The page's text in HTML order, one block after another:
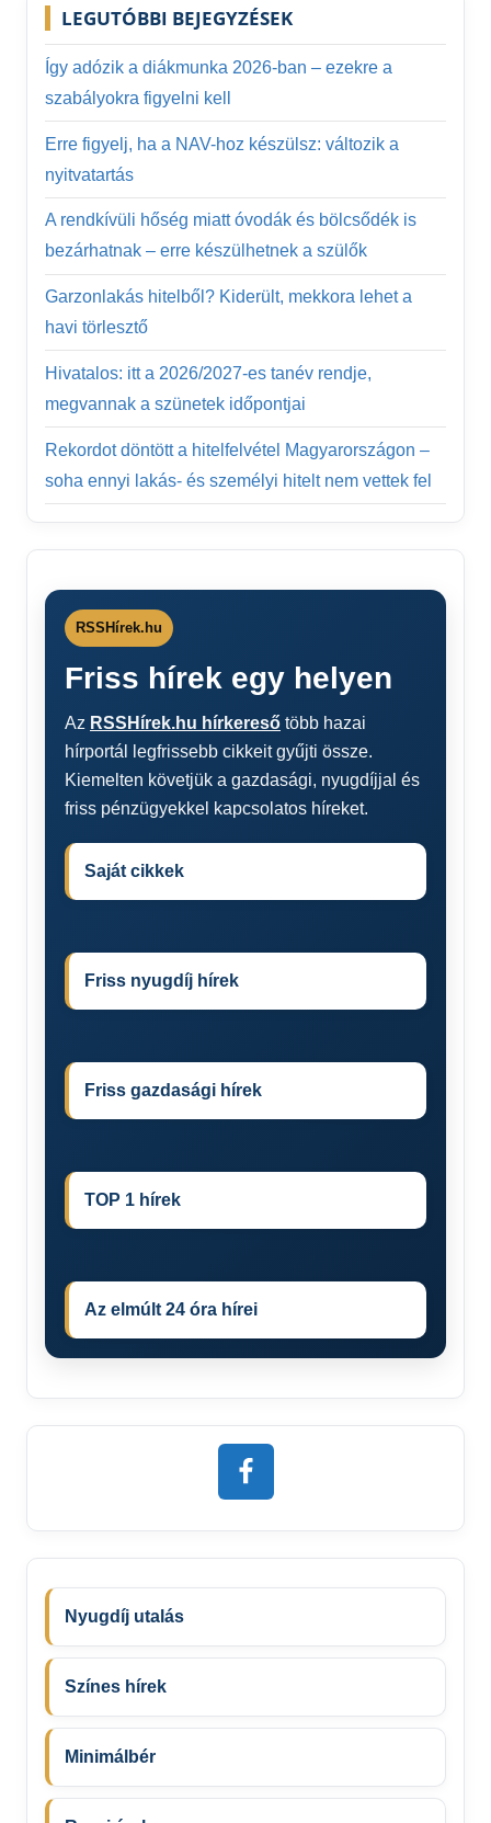
LEGUTÓBBI BEJEGYZÉSEK
Így adózik a diákmunka 2026-ban – ezekre a
szabályokra figyelni kell
Erre figyelj, ha a NAV-hoz készülsz: változik a
nyitvatartás
A rendkívüli hőség miatt óvodák és bölcsődék is
bezárhatnak – erre készülhetnek a szülők
Garzonlakás hitelből? Kiderült, mekkora lehet a
havi törlesztő
Hivatalos: itt a 2026/2027-es tanév rendje,
megvannak a szünetek időpontjai
Rekordot döntött a hitelfelvétel Magyarországon –
soha ennyi lakás- és személyi hitelt nem vettek fel
RSSHírek.hu
Friss hírek egy helyen
Az RSSHírek.hu hírkereső több hazai
hírportál legfrissebb cikkeit gyűjti össze.
Kiemelten követjük a gazdasági, nyugdíjjal és
friss pénzügyekkel kapcsolatos híreket.
Saját cikkek
Friss nyugdíj hírek
Friss gazdasági hírek
TOP 1 hírek
Az elmúlt 24 óra hírei
Nyugdíj utalás
Színes hírek
Minimálbér